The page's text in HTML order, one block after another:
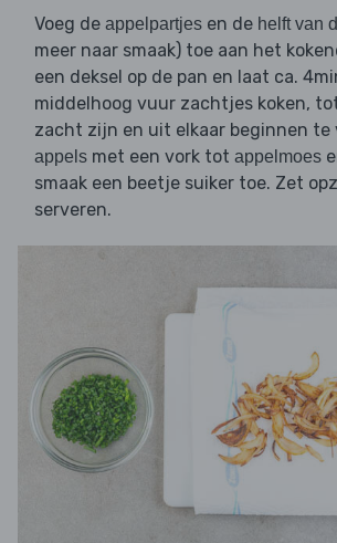
Voeg de appelpartjes en de helft van
meer naar smaak) toe aan het
een deksel op de pan en laat ca.
middelhoog vuur zachtjes koken,
zacht zijn en uit elkaar beginnen te
appels met een vork tot appelmoes
smaak een beetje suiker toe. Zet
serveren.